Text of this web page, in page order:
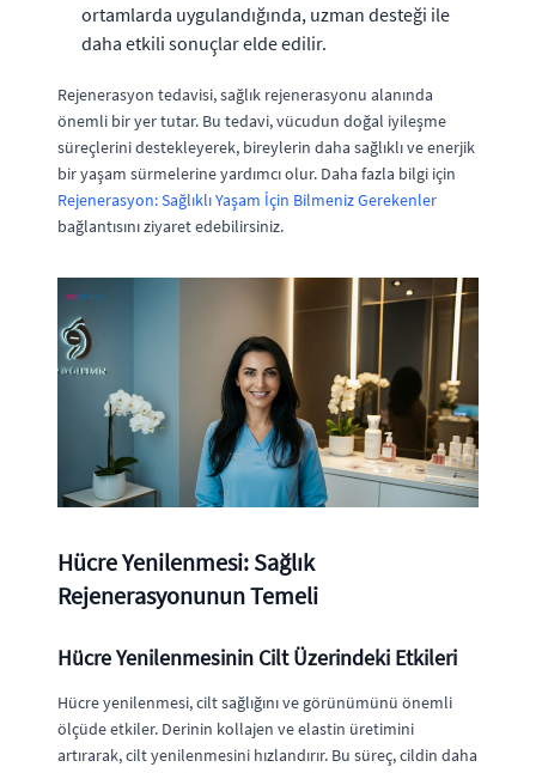
ortamlarda uygulandığında, uzman desteği ile
daha etkili sonuçlar elde edilir.
Rejenerasyon tedavisi, sağlık rejenerasyonu alanında
önemli bir yer tutar. Bu tedavi, vücudun doğal iyileşme
süreçlerini destekleyerek, bireylerin daha sağlıklı ve enerjik
bir yaşam sürmelerine yardımcı olur. Daha fazla bilgi için
Rejenerasyon: Sağlıklı Yaşam İçin Bilmeniz Gerekenler
bağlantısını ziyaret edebilirsiniz.
Hücre Yenilenmesi: Sağlık
Rejenerasyonunun Temeli
Hücre Yenilenmesinin Cilt Üzerindeki Etkileri
Hücre yenilenmesi, cilt sağlığını ve görünümünü önemli
ölçüde etkiler. Derinin kollajen ve elastin üretimini
artırarak, cilt yenilenmesini hızlandırır. Bu süreç, cildin daha